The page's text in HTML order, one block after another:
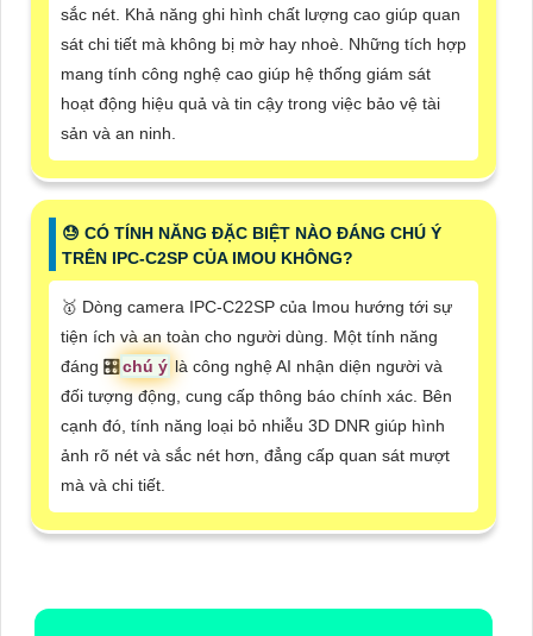
sắc nét. Khả năng ghi hình chất lượng cao giúp quan
sát chi tiết mà không bị mờ hay nhoè. Những tích hợp
mang tính công nghệ cao giúp hệ thống giám sát
hoạt động hiệu quả và tin cậy trong việc bảo vệ tài
sản và an ninh.
😓 CÓ TÍNH NĂNG ĐẶC BIỆT NÀO ĐÁNG CHÚ Ý
TRÊN IPC-C2SP CỦA IMOU KHÔNG?
🥇 Dòng camera IPC-C22SP của Imou hướng tới sự
tiện ích và an toàn cho người dùng. Một tính năng
đáng 🎛chú ý là công nghệ AI nhận diện người và
đối tượng động, cung cấp thông báo chính xác. Bên
cạnh đó, tính năng loại bỏ nhiễu 3D DNR giúp hình
ảnh rõ nét và sắc nét hơn, đẳng cấp quan sát mượt
mà và chi tiết.